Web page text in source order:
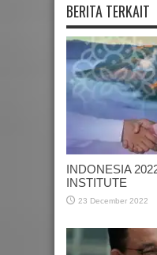
BERITA TERKAIT
INDONESIA
INSTITUTE
23 December 2022